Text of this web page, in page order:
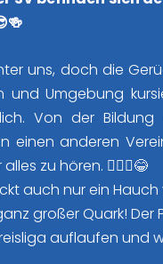
uns, doch die
Umgebung
Von der Bildung
einen anderen
zu hören. 🤷🏼‍♂️😂
auch nur ein Hauch
großer Quark! Der
auflaufen und